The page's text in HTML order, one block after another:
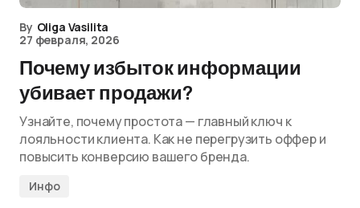
By Oliga Vasilita
27 февраля, 2026
Почему избыток информации
убивает продажи?
Узнайте, почему простота — главный ключ к
лояльности клиента. Как не перегрузить оффер и
повысить конверсию вашего бренда.
Инфо